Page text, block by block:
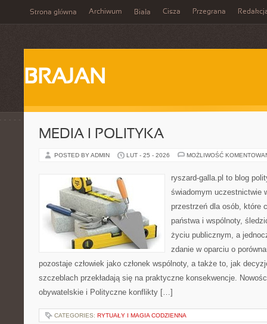
Strona główna Archiwum Biała Cisza Przegrana
BRAJAN
MEDIA I POLITYKA
POSTED BY ADMIN LUT - 25 - 2026 MOŻLIWOŚĆ
ryszard-galla.pl to blog
świadomym uczestnictwie
przestrzeń dla osób, które
państwa i wspólnoty,
życiu publicznym, a
zdanie w oparciu o
pozostaje człowiek jako członek wspólnoty, a także to, jak
szczeblach przekładają się na praktyczne konsekwencje.
obywatelskie i Polityczne konflikty […]
CATEGORIES: RYTUAŁY I MAGIA CODZIENNA